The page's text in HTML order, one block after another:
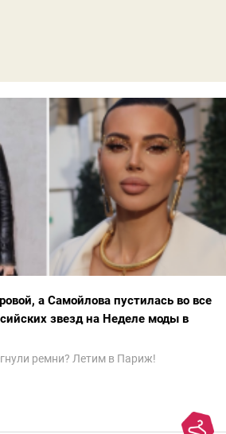
а Самойлова пустилась во все
звезд на Неделе моды в
ремни? Летим в Париж!